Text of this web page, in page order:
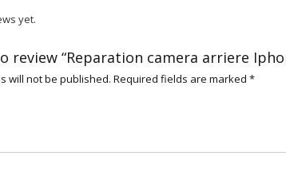
yet.
review “Reparation camera arriere
will not be published. Required fields are marked *